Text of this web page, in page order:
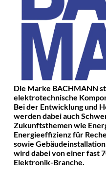
Die Marke BACHMANN
elektrotechnische
Bei der Entwicklung und
werden dabei auch
Zukunftsthemen wie
Energieeffizienz für
sowie
wird dabei von einer fast
Elektronik-Branche.